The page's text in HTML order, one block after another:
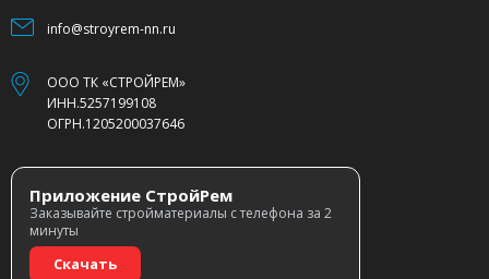
info@stroyrem-nn.ru
ООО ТК «СТРОЙРЕМ»
ИНН.5257199108
ОГРН.1205200037646
Приложение СтройРем
Заказывайте стройматериалы с телефона за 2
минуты
Скачать